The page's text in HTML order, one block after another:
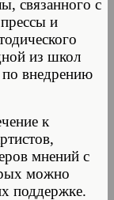
связанного с
и
из школ
внедрению
к
мнений с
можно
поддержке.